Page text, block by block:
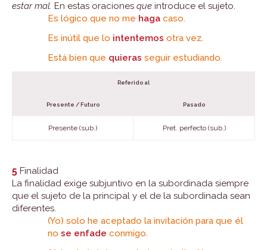
estar mal. En estas oraciones que introduce el sujeto.
Es lógico que no me haga caso.
Es inútil que lo intentemos otra vez.
Está bien que quieras seguir estudiando.
Referido al
Presente / Futuro Pasado
Presente (sub.) Pret. perfecto (sub.)
5 Finalidad
La finalidad exige subjuntivo en la subordinada siempre
que el sujeto de la principal y el de la subordinada sean
diferentes.
(Yo) solo he aceptado la invitación para que él
no se enfade conmigo.